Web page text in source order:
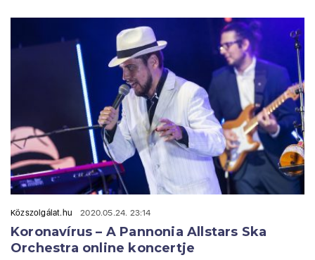
Közszolgálat.hu 2020.05.24. 23:14
Koronavírus – A Pannonia Allstars Ska
Orchestra online koncertje